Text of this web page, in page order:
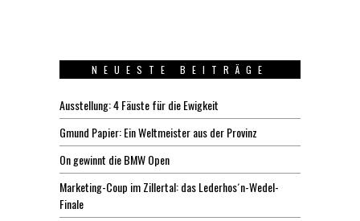
NEUESTE BEITRÄGE
Ausstellung: 4 Fäuste für die Ewigkeit
Gmund Papier: Ein Weltmeister aus der Provinz
On gewinnt die BMW Open
Marketing-Coup im Zillertal: das Lederhos´n-Wedel-
Finale